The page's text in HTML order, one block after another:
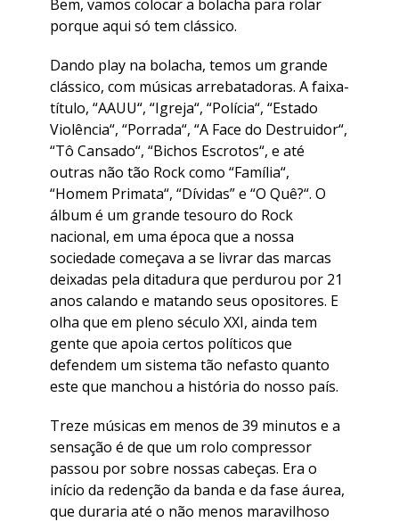
Bem, vamos colocar a bolacha para rolar
porque aqui só tem clássico.
Dando play na bolacha, temos um grande
clássico, com músicas arrebatadoras. A faixa-
título, “AAUU“, “Igreja“, “Polícia“, “Estado
Violência“, “Porrada“, “A Face do Destruidor“,
“Tô Cansado“, “Bichos Escrotos“, e até
outras não tão Rock como “Família“,
“Homem Primata“, “Dívidas” e “O Quê?“. O
álbum é um grande tesouro do Rock
nacional, em uma época que a nossa
sociedade começava a se livrar das marcas
deixadas pela ditadura que perdurou por 21
anos calando e matando seus opositores. E
olha que em pleno século XXI, ainda tem
gente que apoia certos políticos que
defendem um sistema tão nefasto quanto
este que manchou a história do nosso país.
Treze músicas em menos de 39 minutos e a
sensação é de que um rolo compressor
passou por sobre nossas cabeças. Era o
início da redenção da banda e da fase áurea,
que duraria até o não menos maravilhoso